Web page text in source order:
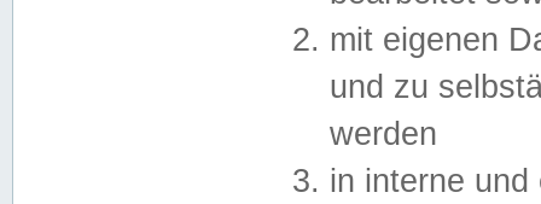
mit eigenen
und zu
werden
in interne